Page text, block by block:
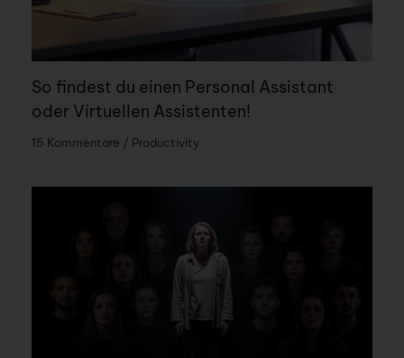
So findest du einen Personal Assistant
oder Virtuellen Assistenten!
15 Kommentare / Productivity